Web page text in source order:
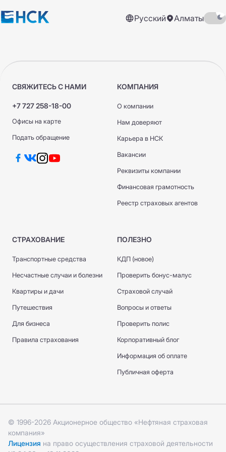
Русский Алматы
СВЯЖИТЕСЬ С НАМИ
+7 727 258-18-00
Офисы на карте
Подать обращение
КОМПАНИЯ
О компании
Нам доверяют
Карьера в НСК
Вакансии
Реквизиты компании
Финансовая грамотность
Реестр страховых агентов
СТРАХОВАНИЕ
Транспортные средства
Несчастные случаи и болезни
Квартиры и дачи
Путешествия
Для бизнеса
Правила страхования
ПОЛЕЗНО
КДП (новое)
Проверить бонус-малус
Страховой случай
Вопросы и ответы
Проверить полис
Корпоративный блог
Информация об оплате
Публичная оферта
© 1996-2026 Акционерное общество «Нефтяная страховая
компания»
Лицензия на право осуществления страховой деятельности